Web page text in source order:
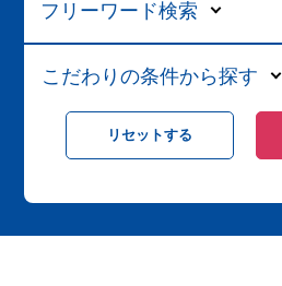
フリーワード検索
こだわりの条件から探す